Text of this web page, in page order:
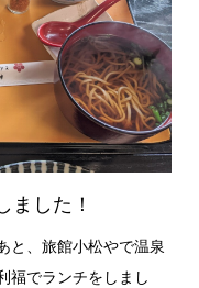
ました！
と、旅館小松やで温泉
福でランチをしまし